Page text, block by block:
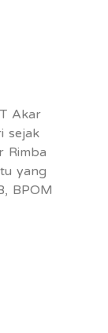
Akar
sejak
Rimba
yang
BPOM